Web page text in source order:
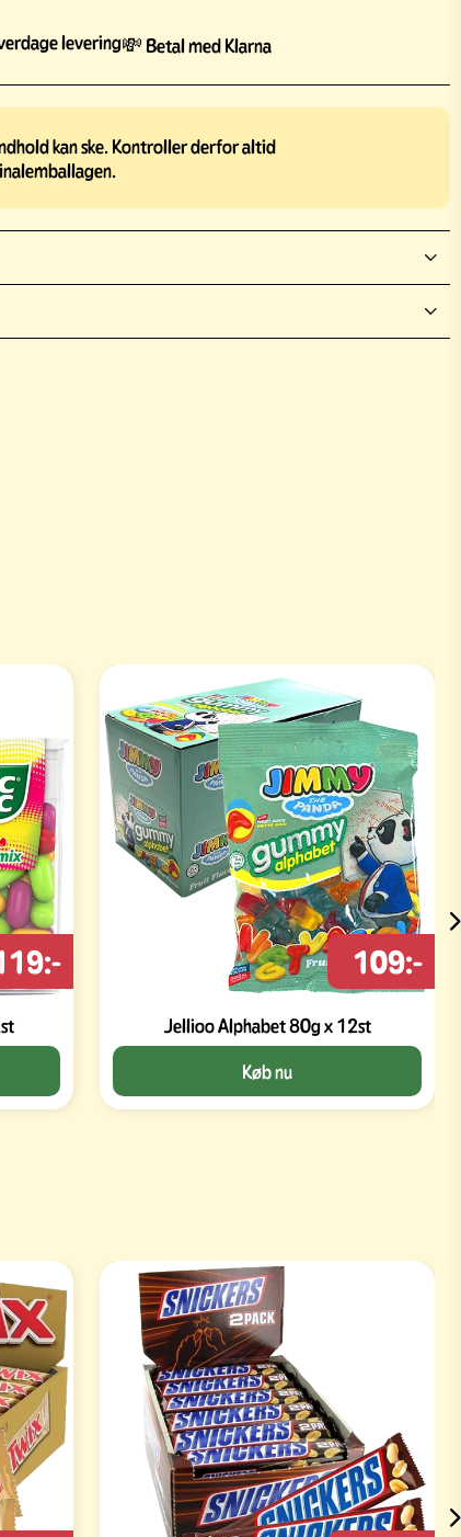
levering💸 Betal med Klarna
kan ske. Kontroller derfor altid
Jellioo Alphabet 80g x 12st
109:-
Køb nu